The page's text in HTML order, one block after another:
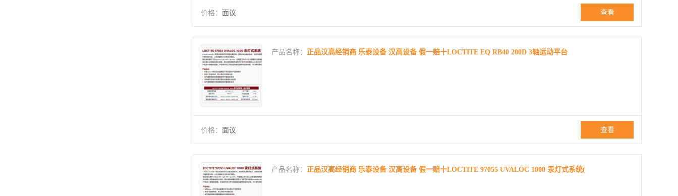
价格： 面议 查看
产品名称： 正品汉高经销商 乐泰设备 汉高设备 假一赔十LOCTITE EQ RB40 200D 3轴运动平台
价格： 面议 查看
产品名称： 正品汉高经销商 乐泰设备 汉高设备 假一赔十LOCTITE 97055 UVALOC 1000 汞灯式系统(